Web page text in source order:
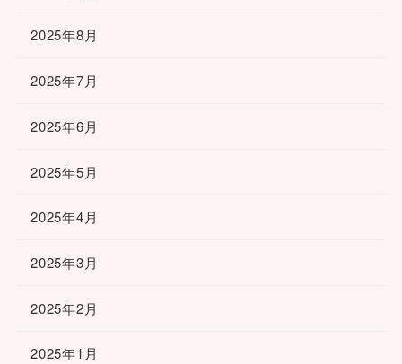
2025年8月
2025年7月
2025年6月
2025年5月
2025年4月
2025年3月
2025年2月
2025年1月